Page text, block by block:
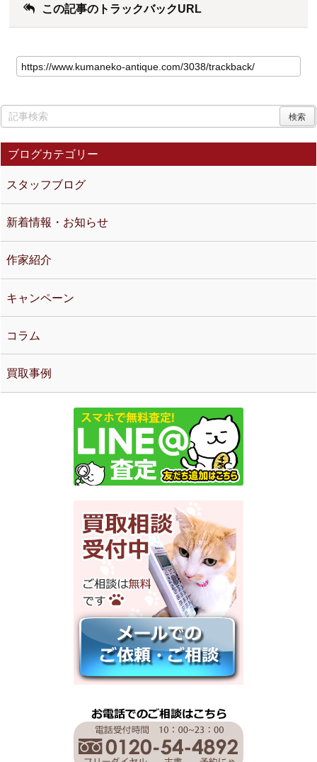
この記事のトラックバックURL
ブログカテゴリー
スタッフブログ
新着情報・お知らせ
作家紹介
キャンペーン
コラム
買取事例